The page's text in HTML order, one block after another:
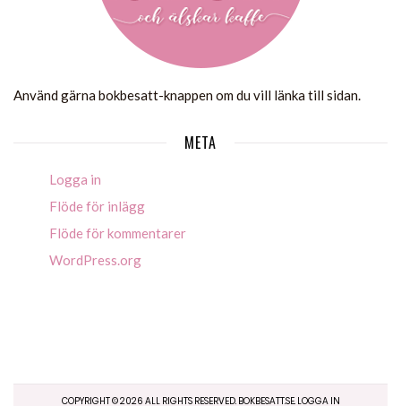
Använd gärna bokbesatt-knappen om du vill länka till sidan.
META
Logga in
Flöde för inlägg
Flöde för kommentarer
WordPress.org
COPYRIGHT ©2026 ALL RIGHTS RESERVED. BOKBESATT.SE. LOGGA IN